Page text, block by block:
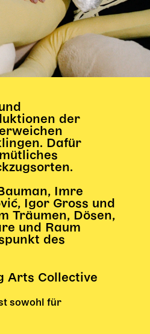
der
Dafür
Imre
Igor Gross und
Träumen, Dösen,
und Raum
des
Arts Collective
sowohl für